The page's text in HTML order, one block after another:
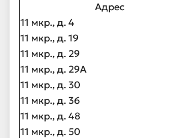
Адрес
11 мкр., д. 4
11 мкр., д. 19
11 мкр., д. 29
11 мкр., д. 29А
11 мкр., д. 30
11 мкр., д. 36
11 мкр., д. 48
11 мкр., д. 50